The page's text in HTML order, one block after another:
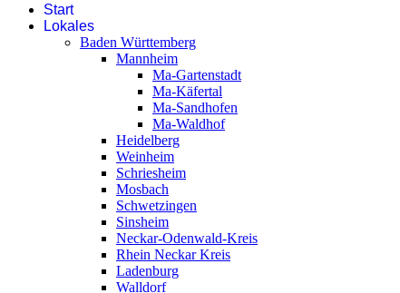
Start
Lokales
Baden Württemberg
Mannheim
Ma-Gartenstadt
Ma-Käfertal
Ma-Sandhofen
Ma-Waldhof
Heidelberg
Weinheim
Schriesheim
Mosbach
Schwetzingen
Sinsheim
Neckar-Odenwald-Kreis
Rhein Neckar Kreis
Ladenburg
Walldorf